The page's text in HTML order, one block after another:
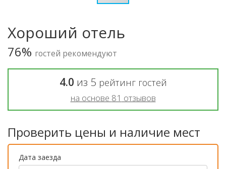
Хороший отель
76% гостей рекомендуют
4.0 из 5 рейтинг гостей
на основе 81 отзывов
Проверить цены и наличие мест
Дата заезда